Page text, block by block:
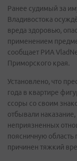
Ранее судимый за
Владивостока
вреда здоровью,
применением
сообщает РИА
Приморского края.
Установлено, что
года в квартире
ссоры со своим
отбывали
неприязненных
поясничную область
причинен тяжкий